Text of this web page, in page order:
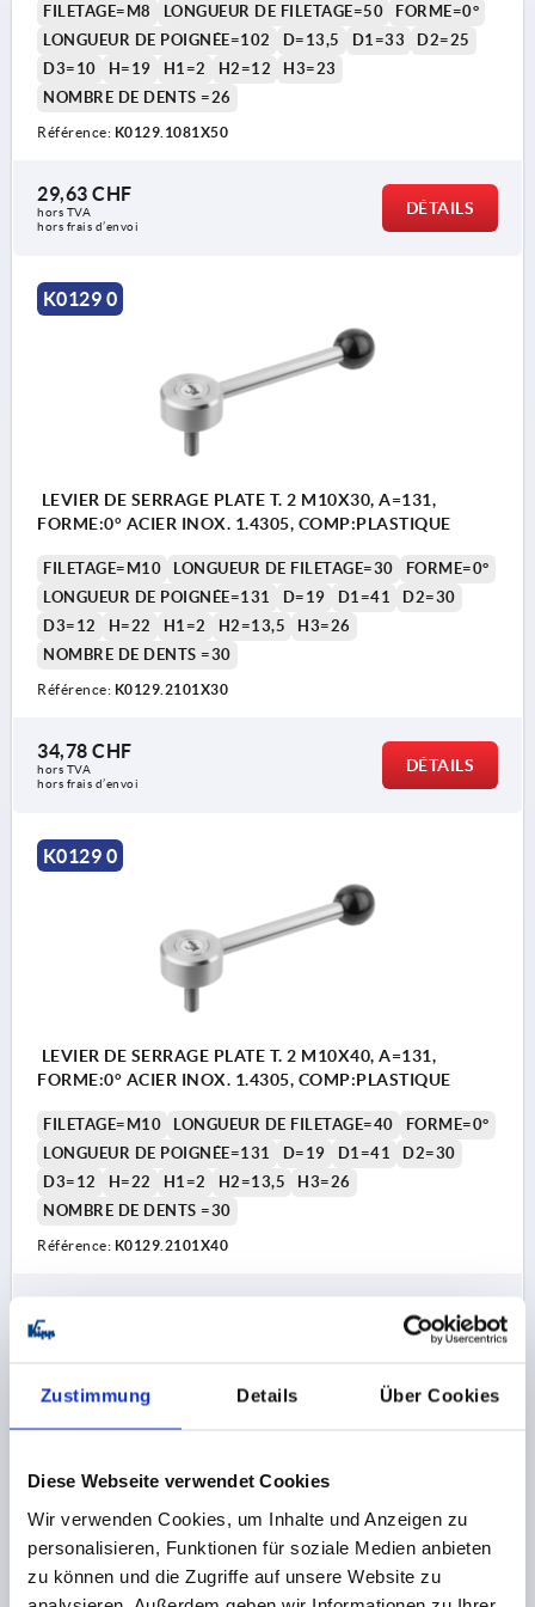
Zustimmung Details Über Cookies
Diese Webseite verwendet Cookies
Wir verwenden Cookies, um Inhalte und Anzeigen zu
personalisieren, Funktionen für soziale Medien anbieten
zu können und die Zugriffe auf unsere Website zu
FILETAGE=M8 LONGUEUR DE FILETAGE=50
FORME=0°
LONGUEUR DE POIGNÉE=102
D=13,5 D1=33
D2=25
D3=10
H=19 H1=2 H2=12
H3=23
NOMBRE DE DENTS =26
Référence: K0129.1081X50
29,63 CHF
hors TVA
hors frais d’envoi
DÉTAILS
K0129 0
LEVIER DE SERRAGE PLATE T. 2 M10X30, A=131,
FORME:0° ACIER INOX. 1.4305, COMP:PLASTIQUE
FILETAGE=M10 LONGUEUR DE FILETAGE=30
FORME=0°
LONGUEUR DE POIGNÉE=131
D=19 D1=41
D2=30
D3=12
H=22 H1=2 H2=13,5
H3=26
NOMBRE DE DENTS =30
Référence: K0129.2101X30
34,78 CHF
hors TVA
hors frais d’envoi
DÉTAILS
K0129 0
LEVIER DE SERRAGE PLATE T. 2 M10X40, A=131,
FORME:0° ACIER INOX. 1.4305, COMP:PLASTIQUE
FILETAGE=M10 LONGUEUR DE FILETAGE=40
FORME=0°
LONGUEUR DE POIGNÉE=131
D=19 D1=41
D2=30
D3=12
H=22 H1=2 H2=13,5
H3=26
NOMBRE DE DENTS =30
Référence: K0129.2101X40
hors TVA
hors frais d’envoi
DÉTAILS